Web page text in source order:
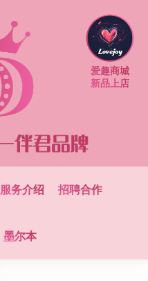
服务介绍 招聘合作
墨尔本
爱趣商城
新品上店